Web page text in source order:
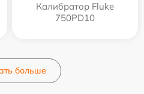
Калибратор Fluke
750PD10
больше